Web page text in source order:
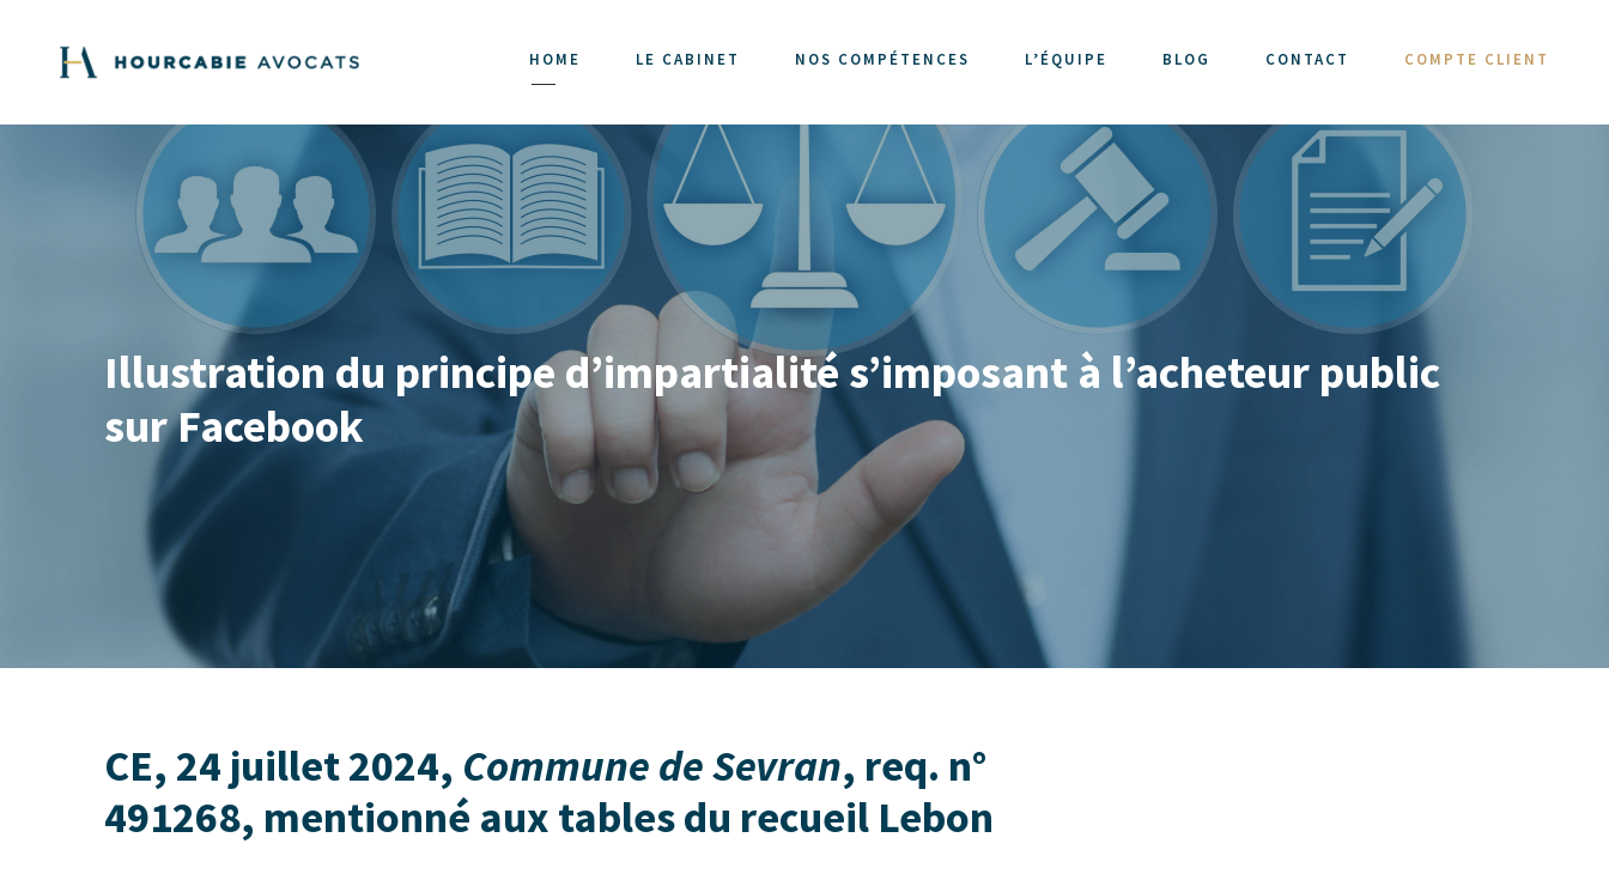
HOME LE CABINET NOS COMPÉTENCES L’ÉQUIPE BLOG CONTACT COMPTE CLIENT
Illustration du principe d’impartialité s’imposant à l’acheteur public
sur Facebook
CE, 24 juillet 2024, Commune de Sevran, req. n°
491268, mentionné aux tables du recueil Lebon